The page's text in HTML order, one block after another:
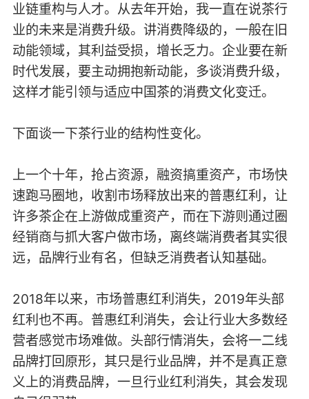
业链重构与人才。从去年开始，我一直在说茶行
业的未来是消费升级。讲消费降级的，一般在旧
动能领域，其利益受损，增长乏力。企业要在新
时代发展，要主动拥抱新动能，多谈消费升级，
这样才能引领与适应中国茶的消费文化变迁。
下面谈一下茶行业的结构性变化。
上一个十年，抢占资源，融资搞重资产，市场快
速跑马圈地，收割市场释放出来的普惠红利，让
许多茶企在上游做成重资产，而在下游则通过圈
经销商与抓大客户做市场，离终端消费者其实很
远，品牌行业有名，但缺乏消费者认知基础。
2018年以来，市场普惠红利消失，2019年头部
红利也不再。普惠红利消失，会让行业大多数经
营者感觉市场难做。头部行情消失，会将一二线
品牌打回原形，其只是行业品牌，并不是真正意
义上的消费品牌，一旦行业红利消失，其会发现